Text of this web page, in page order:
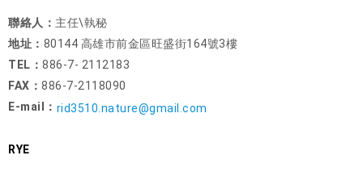
聯絡人： 主任\執秘
地址： 80144 高雄市前金區旺盛街164號3樓
TEL： 886-7- 2112183
FAX： 886-7-2118090
E-mail： rid3510.nature@gmail.com
RYE